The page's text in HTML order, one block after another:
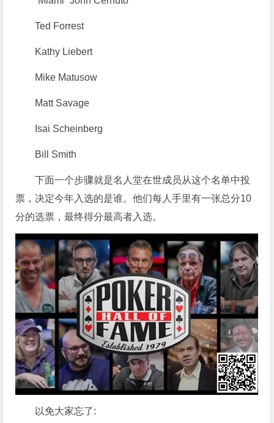
Ted Forrest
Kathy Liebert
Mike Matusow
Matt Savage
Isai Scheinberg
Bill Smith
下面一个步骤就是名人堂在世成员从这个名单中投
票，决定今年入选的是谁。他们每人手里有一张总分10
分的选票，最终得分最高者入选。
以免大家忘了: